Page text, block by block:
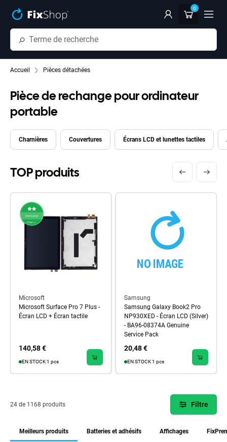
0
Accueil Pièces détachées
Pièce de rechange pour ordinateur
portable
Charnières Couvertures Écrans LCD et lunettes tactiles
TOP produits
Microsoft
Microsoft Surface Pro 7 Plus -
Écran LCD + Écran tactile
140,58 €
EN STOCK 1 pcs
Samsung
Samsung Galaxy Book2 Pro
NP930XED - Écran LCD (Silver)
- BA96-08374A Genuine
Service Pack
20,48 €
EN STOCK 1 pcs
24 de 1168 produits Filtre
Meilleurs produits Batteries et adhésifs Affichages